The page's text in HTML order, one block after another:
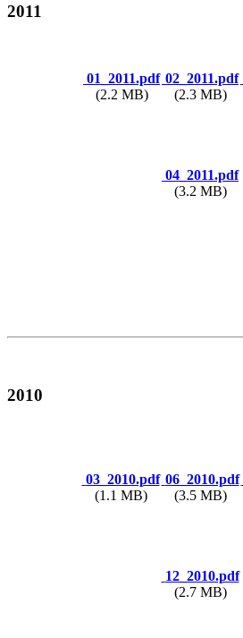
2011
01_2011.pdf
(2.2 MB)
02_2011.pdf
(2.3 MB)
04_2011.pdf
(3.2 MB)
2010
03_2010.pdf
(1.1 MB)
06_2010.pdf
(3.5 MB)
12_2010.pdf
(2.7 MB)